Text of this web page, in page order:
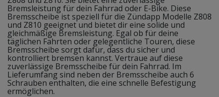
Bremsleistung für dein Fahrrad oder E-Bike. Diese
Bremsscheibe ist speziell für die Zündapp Modelle Z808
und Z810 geeignet und bietet dir eine solide und
gleichmäßige Bremsleistung. Egal ob für deine
täglichen Fahrten oder gelegentliche Touren, diese
Bremsscheibe sorgt dafür, dass du sicher und
kontrolliert bremsen kannst. Vertraue auf diese
zuverlässige Bremsscheibe für dein Fahrrad. Im
Lieferumfang sind neben der Bremsscheibe auch 6
Schrauben enthalten, die eine schnelle Befestigung
ermöglichen.